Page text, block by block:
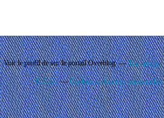
Voir le profil desur le portail Overblog Top articles
C.G.U. Cookies et données personnelles